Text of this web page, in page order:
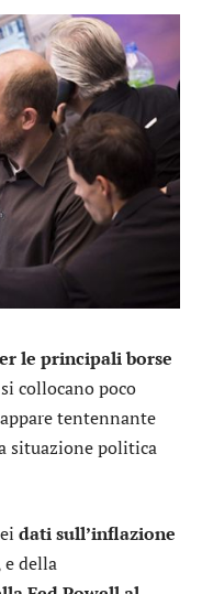
le principali borse
collocano poco
tentennante
situazione politica
dati sull’inflazione
della